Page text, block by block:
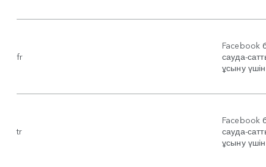
fr
Facebook
сауда-
ұсыну
tr
Facebook
сауда-
ұсыну